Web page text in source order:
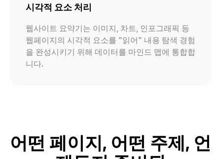
시각적 요소 처리
웹사이트 요약기는 이미지, 차트, 인포그래픽 등
웹페이지의 시각적 요소를 "읽어" 내용 탐색 경험
을 완성시키기 위해 데이터를 마인드 맵에 통합합
니다.
어떤 페이지, 어떤 주제, 언